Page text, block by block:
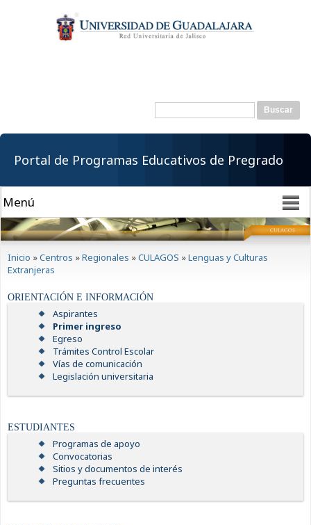
contenido
principal
Formulario de
Buscar
Portal de Programas Educativos de Pregrado
Inicio »Centros »Regionales »CULAGOS »Lenguas y Culturas
Extranjeras
ORIENTACIÓN E INFORMACIÓN
Aspirantes
Primer ingreso
Egreso
Trámites Control Escolar
Vías de comunicación
Legislación universitaria
ESTUDIANTES
Programas de apoyo
Convocatorias
Sitios y documentos de interés
Preguntas frecuentes